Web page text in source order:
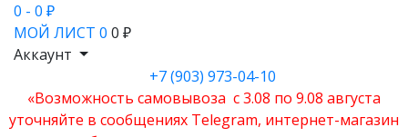
0 - 0 ₽
МОЙ ЛИСТ 0 0 ₽
Аккаунт
+7 (903) 973-04-10
«Возможность самовывоза с 3.08 по 9.08 августа
уточняйте в сообщениях Telegram, интернет-магазин